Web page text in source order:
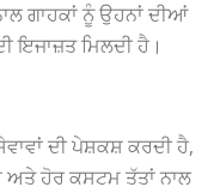
ਗਾਹਕਾਂ ਨੂੰ ਉਹਨਾਂ ਦੀਆਂ
ਇਜਾਜ਼ਤ ਮਿਲਦੀ ਹੈ।
ਦੀ ਪੇਸ਼ਕਸ਼ ਕਰਦੀ ਹੈ,
ਅਤੇ ਹੋਰ ਕਸਟਮ ਤੱਤਾਂ ਨਾਲ